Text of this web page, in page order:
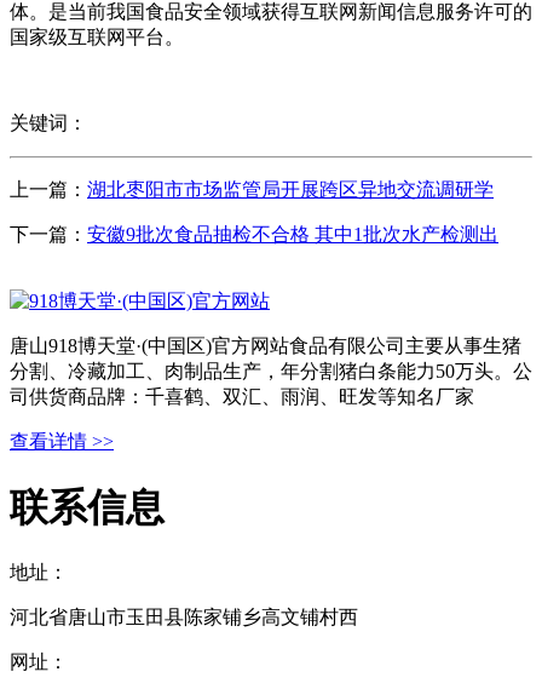
体。是当前我国食品安全领域获得互联网新闻信息服务许可的
国家级互联网平台。
关键词：
上一篇： 湖北枣阳市市场监管局开展跨区异地交流调研学
下一篇： 安徽9批次食品抽检不合格 其中1批次水产检测出
唐山918博天堂·(中国区)官方网站食品有限公司主要从事生猪
分割、冷藏加工、肉制品生产，年分割猪白条能力50万头。公
司供货商品牌：千喜鹤、双汇、雨润、旺发等知名厂家
查看详情 >>
联系信息
地址：
河北省唐山市玉田县陈家铺乡高文铺村西
网址：